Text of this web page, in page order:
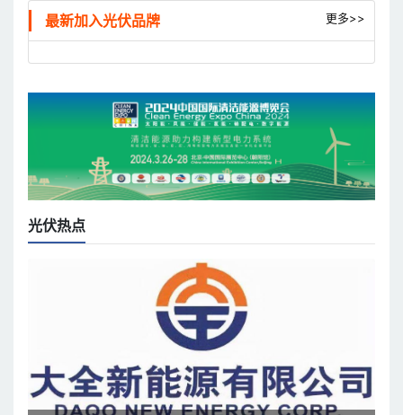
最新加入光伏品牌 更多>>
光伏热点